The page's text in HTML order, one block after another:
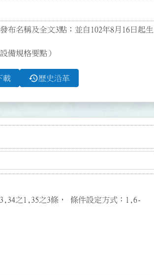
布名稱及全文3點；並自102年8月16日起生
備規格要點）
載 history歷史沿革
之1,35之3條， 條件設定方式：1,6-